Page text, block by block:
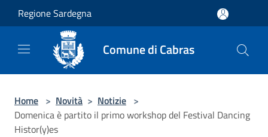
Salta al contenuto principale
Regione Sardegna
Comune di Cabras
Home > Novità > Notizie >
Domenica è partito il primo workshop del Festival Dancing
Histor(y)es